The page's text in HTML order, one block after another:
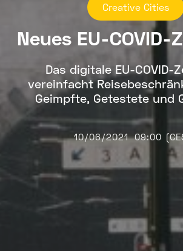
Creative Cities
Neues EU-
Das digitale EU-COVID-
vereinfacht
Geimpfte, Getestete und
10/06/2021 09:00